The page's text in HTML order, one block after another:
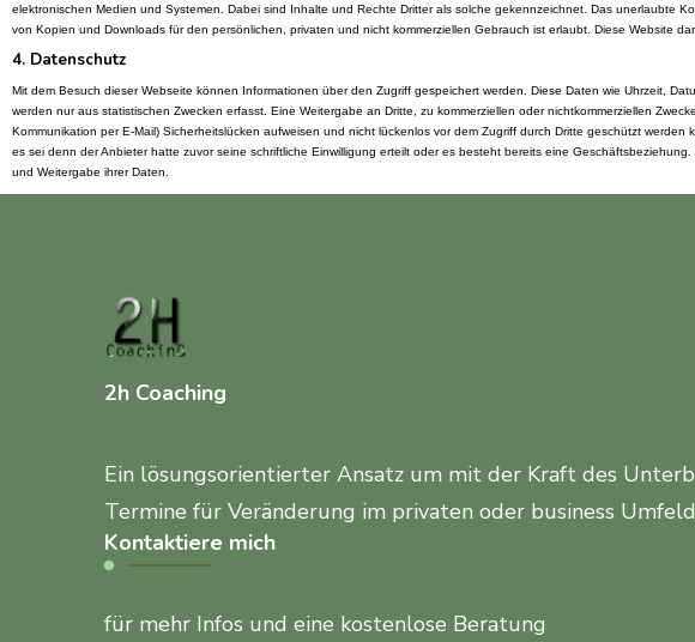
elektronischen Medien und Systemen. Dabei sind Inhalte und Rechte Dritter als solche gekennzeichnet. Das unerlaubte
von Kopien und Downloads für den persönlichen, privaten und nicht kommerziellen Gebrauch ist erlaubt. Diese Website
4. Datenschutz
Mit dem Besuch dieser Webseite können Informationen über den Zugriff gespeichert werden. Diese Daten wie Uhrzeit,
werden nur aus statistischen Zwecken erfasst. Eine Weitergabe an Dritte, zu kommerziellen oder nichtkommerziellen
Kommunikation per E-Mail) Sicherheitslücken aufweisen und nicht lückenlos vor dem Zugriff durch Dritte geschützt
es sei denn der Anbieter hatte zuvor seine schriftliche Einwilligung erteilt oder es besteht bereits eine
und Weitergabe ihrer Daten.
2h Coaching
Ein lösungsorientierter Ansatz um mit der Kraft des
Termine für Veränderung im privaten oder business
Kontaktiere mich
für mehr Infos und eine kostenlose Beratung